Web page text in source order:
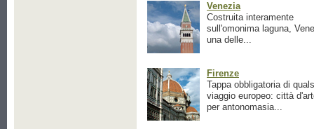
Venezia
Costruita interamente
sull'omonima laguna,
una delle...
Firenze
Tappa obbligatoria di
viaggio europeo: città
per antonomasia...